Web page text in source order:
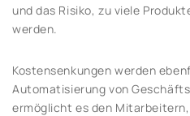
und das Risiko, zu viele
werden.
Kostensenkungen werden
Automatisierung von
ermöglicht es den